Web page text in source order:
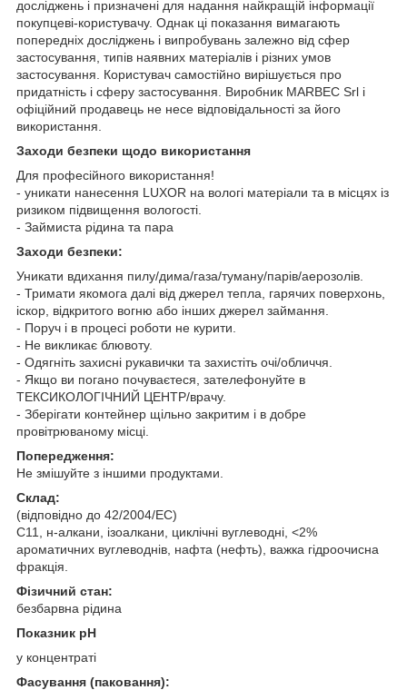
досліджень і призначені для надання найкращій інформації
покупцеві-користувачу. Однак ці показання вимагають
попередніх досліджень і випробувань залежно від сфер
застосування, типів наявних матеріалів і різних умов
застосування. Користувач самостійно вирішується про
придатність і сферу застосування. Виробник MARBEC Srl і
офіційний продавець не несе відповідальності за його
використання.
Заходи безпеки щодо використання
Для професійного використання!
- уникати нанесення LUXOR на вологі матеріали та в місцях із
ризиком підвищення вологості.
- Займиста рідина та пара
Заходи безпеки:
Уникати вдихання пилу/дима/газа/туману/парів/аерозолів.
- Тримати якомога далі від джерел тепла, гарячих поверхонь,
іскор, відкритого вогню або інших джерел займання.
- Поруч і в процесі роботи не курити.
- Не викликає блювоту.
- Одягніть захисні рукавички та захистіть очі/обличчя.
- Якщо ви погано почуваєтеся, зателефонуйте в
ТЕКСИКОЛОГІЧНИЙ ЦЕНТР/врачу.
- Зберігати контейнер щільно закритим і в добре
провітрюваному місці.
Попередження:
Не змішуйте з іншими продуктами.
Склад:
(відповідно до 42/2004/EС)
C11, н-алкани, ізоалкани, циклічні вуглеводні, <2%
ароматичних вуглеводнів, нафта (нефть), важка гідроочисна
фракція.
Фізичний стан:
безбарвна рідина
Показник pH
у концентраті
Фасування (паковання):